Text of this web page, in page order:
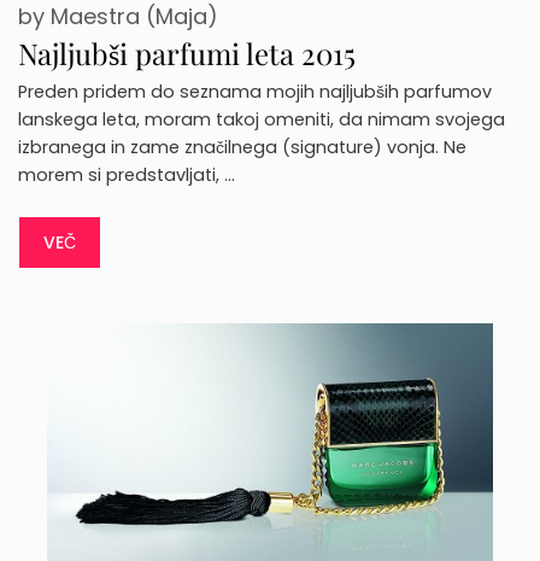
Najljubši parfumi leta 2015
by Maestra (Maja)
Preden pridem do seznama mojih najljubših parfumov
lanskega leta, moram takoj omeniti, da nimam svojega
izbranega in zame značilnega (signature) vonja. Ne
morem si predstavljati, …
VEČ